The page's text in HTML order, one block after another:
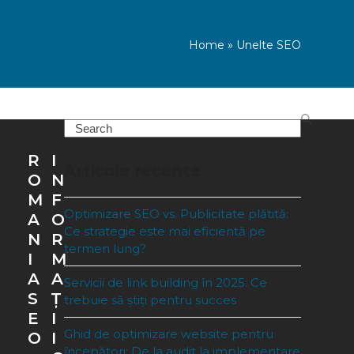
Home » Unelte SEO
Search
Optimizare SEO vs. Publicitate plătită:
Ce strategie este mai eficientă pe
termen lung?
Servicii de link building în 2025: Ce
trebuie să știți pentru succes
Ghid de optimizare website pentru
R
O
M
A
N
I
A
S
E
O
I
N
F
O
R
M
A
Ț
I
I